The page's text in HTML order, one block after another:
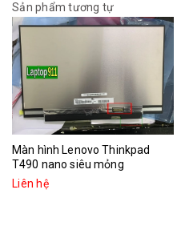
Sản phẩm tương tự
Màn hình Lenovo Thinkpad
T490 nano siêu mỏng
Liên hệ